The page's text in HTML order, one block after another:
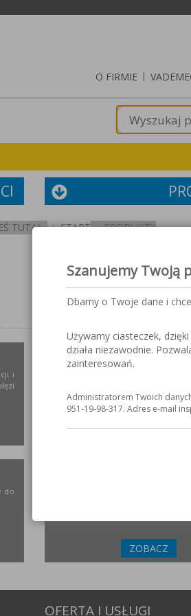
O FIRMIE |
TUTAJ: START PRODUKTY
i
urządzeniach i technologiach.
ZOBACZ
do
ZOBACZ
OFERTA I USŁUGI
Szanujemy Twoją
Dbamy o Twoje dane i
Używamy ciasteczek,
działa niezawodnie.
zainteresowań.
Administratorem Twoich
951-19-98-317. Adres e-mail